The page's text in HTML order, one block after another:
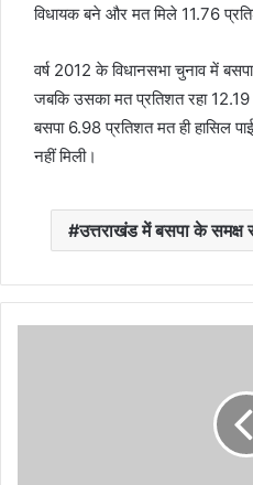
विधायक बने और मत मिले 11.76
वर्ष 2012 के विधानसभा चुनाव में
जबकि उसका मत प्रतिशत रहा
बसपा 6.98 प्रतिशत मत ही हासिल
नहीं मिली।
उत्तराखंड में बसपा के समक्ष